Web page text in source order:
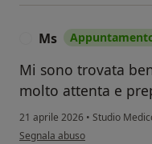
Ms
Mi sono trovata
molto attenta e
21 aprile 2026 • Studio
secondo l'opinione dell'utente
Segnala abuso